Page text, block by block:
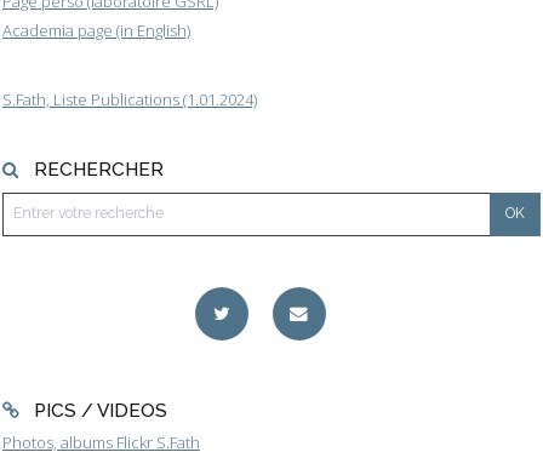
Academia page (in English)
S.Fath, Liste Publications (1.01.2024)
RECHERCHER
PICS / VIDEOS
Photos, albums Flickr S.Fath